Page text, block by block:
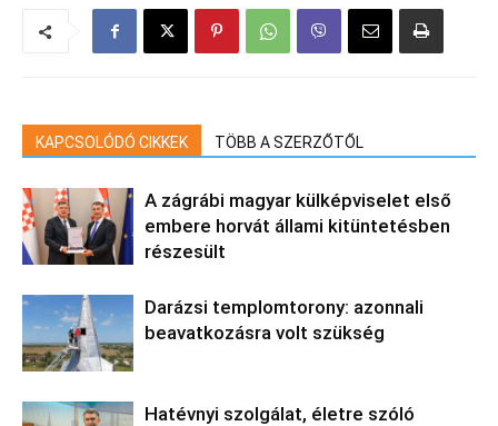
KAPCSOLÓDÓ CIKKEK TÖBB A SZERZŐTŐL
A zágrábi magyar külképviselet első
embere horvát állami kitüntetésben
részesült
Darázsi templomtorony: azonnali
beavatkozásra volt szükség
Hatévnyi szolgálat, életre szóló